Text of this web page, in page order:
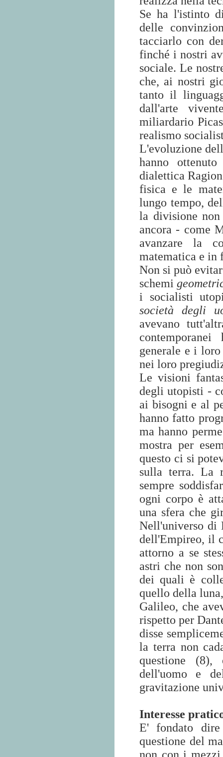
Se ha l'istinto
delle
tacciarlo con
finché i nostri
sociale. Le
che, ai nostri
tanto il
dall'arte
miliardario
realismo
L'evoluzione
hanno
dialettica
fisica e le
lungo tempo,
la divisione non
ancora - come
avanzare la
matematica e in
Non si può
schemi
i socialisti
società degli
avevano
generale e i
nei loro
Le visioni
degli utopisti -
ai bisogni e al
hanno fatto
ma hanno
mostra per
questo ci si
sulla terra. La
sempre
ogni corpo è
una sfera che
Nell'universo di
dell'Empireo, il
attorno a se
astri che non
dei quali è
quello della
Galileo, che
rispetto per
disse
la terra non
questione (8),
dell'uomo e
gravitazione
Interesse
E' fondato
questione del